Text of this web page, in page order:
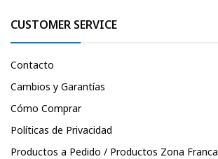
CUSTOMER SERVICE
Contacto
Cambios y Garantías
Cómo Comprar
Políticas de Privacidad
Productos a Pedido / Productos Zona Franca